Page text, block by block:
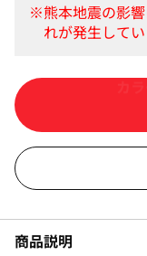
商品説明